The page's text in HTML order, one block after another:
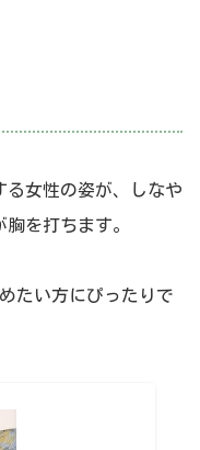
る女性の姿が、しなや
を打ちます。
たい方にぴったりで